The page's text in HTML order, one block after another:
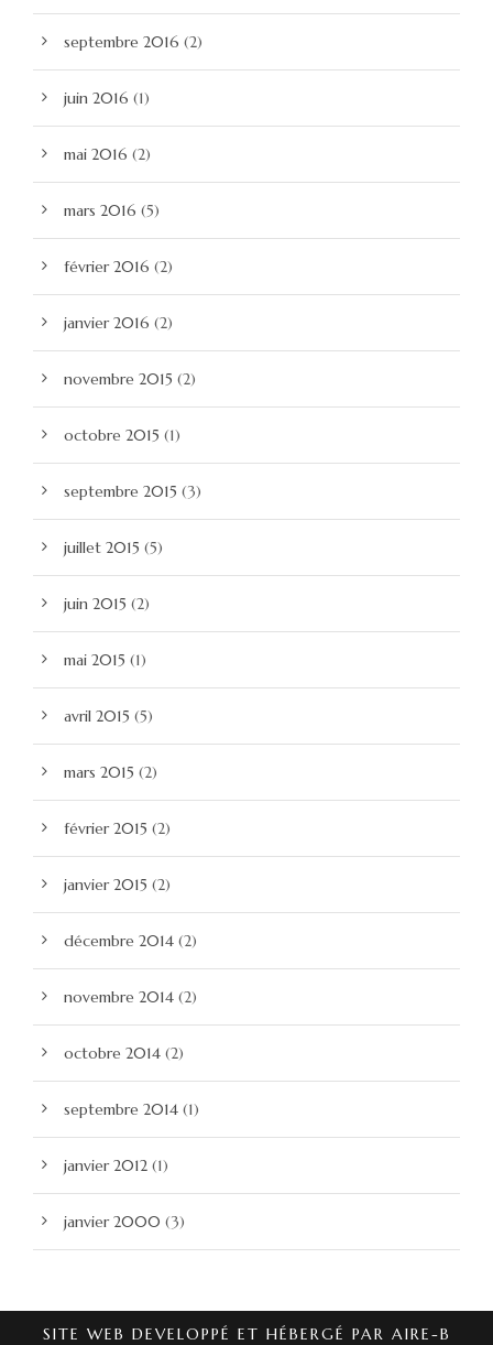
septembre 2016 (2)
juin 2016 (1)
mai 2016 (2)
mars 2016 (5)
février 2016 (2)
janvier 2016 (2)
novembre 2015 (2)
octobre 2015 (1)
septembre 2015 (3)
juillet 2015 (5)
juin 2015 (2)
mai 2015 (1)
avril 2015 (5)
mars 2015 (2)
février 2015 (2)
janvier 2015 (2)
décembre 2014 (2)
novembre 2014 (2)
octobre 2014 (2)
septembre 2014 (1)
janvier 2012 (1)
janvier 2000 (3)
SITE WEB DEVELOPPÉ ET HÉBERGÉ PAR AIRE-B